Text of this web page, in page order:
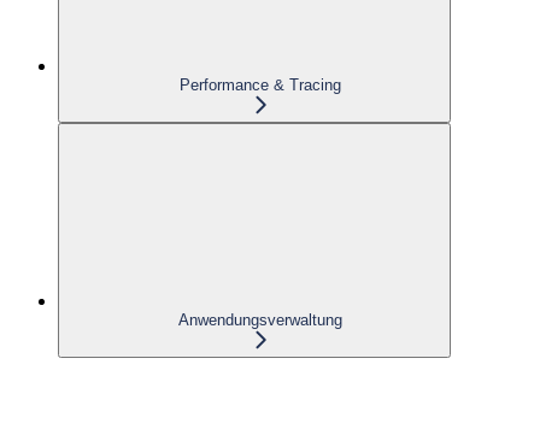
Performance & Tracing
Anwendungsverwaltung